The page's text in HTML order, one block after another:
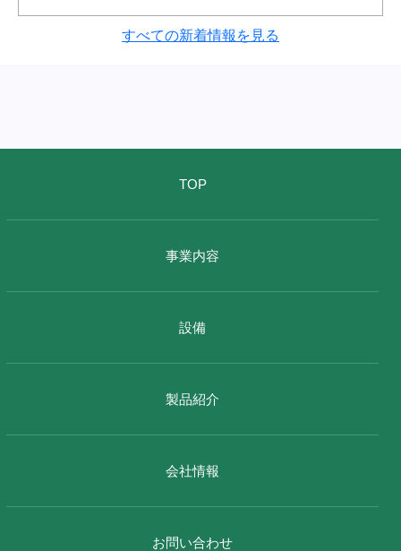
すべての新着情報を見る
TOP
事業内容
設備
製品紹介
会社情報
お問い合わせ